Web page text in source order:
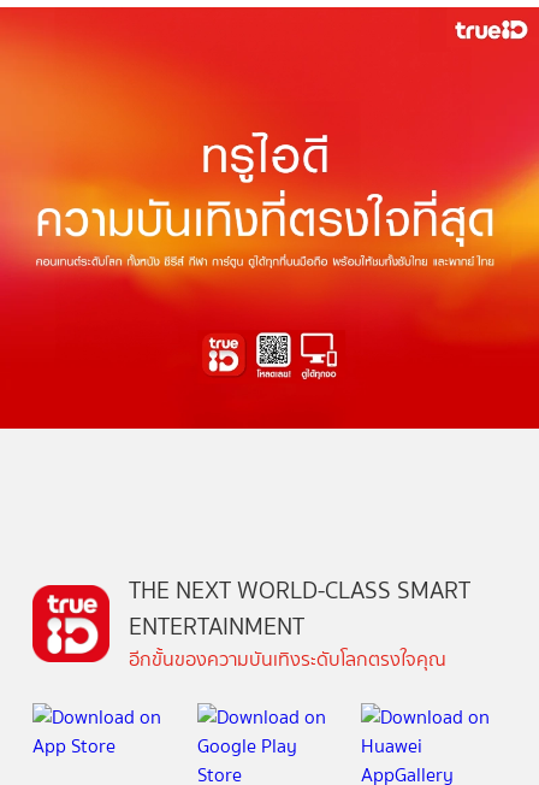
THE NEXT WORLD-CLASS SMART
ENTERTAINMENT
อีกขั้นของความบันเทิงระดับโลกตรงใจคุณ